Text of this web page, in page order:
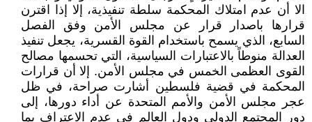
الا أن عدم امتلاك المحكمة سلطة تنفيذية، إلا إذا اقترن
قرارها باصدار قرار عن مجلس الأمن وفق الفصل
السابع، الذي يسمح باستخدام القوة القسرية، يجعل تنفيذ
العدالة منوطاً بالاعتبارات السياسية، التي تحسمها مصالح
القوى العظمى الخمس في مجلس الأمن. إلا أن قرارات
المحكمة في قضية فلسطين أشارت صراحة، في ظل
عجر مجلس الأمن والأمم المتحدة عن أداء دورها، إلى
دور المجتمع الدولي ودول العالم في عدم الاعتراف بما